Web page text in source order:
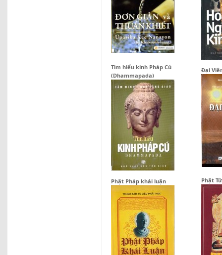
Tìm hiểu kinh Pháp Cú
(Dhammapada)
Đại
Phật Pháp khái luận Phật Tử